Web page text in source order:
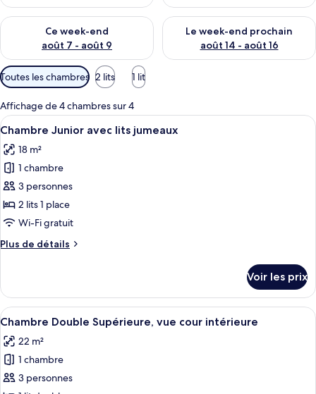
Ce week-end
août 7 - août 9
Vérifier la disponibilité pour ce week-end août 7 - août 9
Le week-end prochain
août 14 - août 16
Vérifier la disponibilité pour
Filtres
disponibles
pour
les
chambres
Toutes les chambres 2 lits 1 lit
Affichage de 4 chambres sur 4
Afficher
toutes
les
photos
pour
ce
type
chambre :
avec
lits
jumeaux
Une chambre avec un lit, une tête
1
Chambre Junior avec lits jumeaux
18 m²
1 chambre
3 personnes
2 lits 1 place
Wi-Fi gratuit
Plus de détails
Plus
le
type
de
Chambre
Junior
lits
Voir les prix
Afficher
toutes
les
photos
pour
Une pièce avec un lit, un mur en
12
Chambre Double Supérieure, vue cour intérieure
22 m²
1 chambre
3 personnes